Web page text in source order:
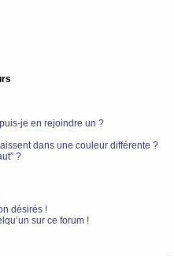
je en rejoindre un ?
dans une couleur différente ?
?
désirés !
sur ce forum !